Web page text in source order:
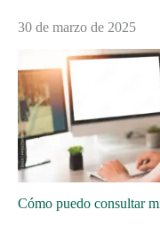
30 de marzo de 2025
Cómo puedo consultar